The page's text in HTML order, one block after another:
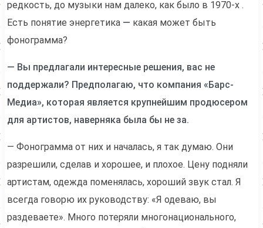
редкость, до музыки нам далеко, как было в 1970-х .
Есть понятие энергетика — какая может быть
фонограмма?
— Вы предлагали интересные решения, вас не
поддержали? Предполагаю, что компания «Барс-
Медиа», которая является крупнейшим продюсером
для артистов, наверняка была бы не за.
— Фонограмма от них и началась, я так думаю. Они
разрешили, сделав и хорошее, и плохое. Цену подняли
артистам, одежда поменялась, хороший звук стал. Я
всегда говорю их руководству: «Я одеваю, вы
раздеваете». Много потеряли многонационального,